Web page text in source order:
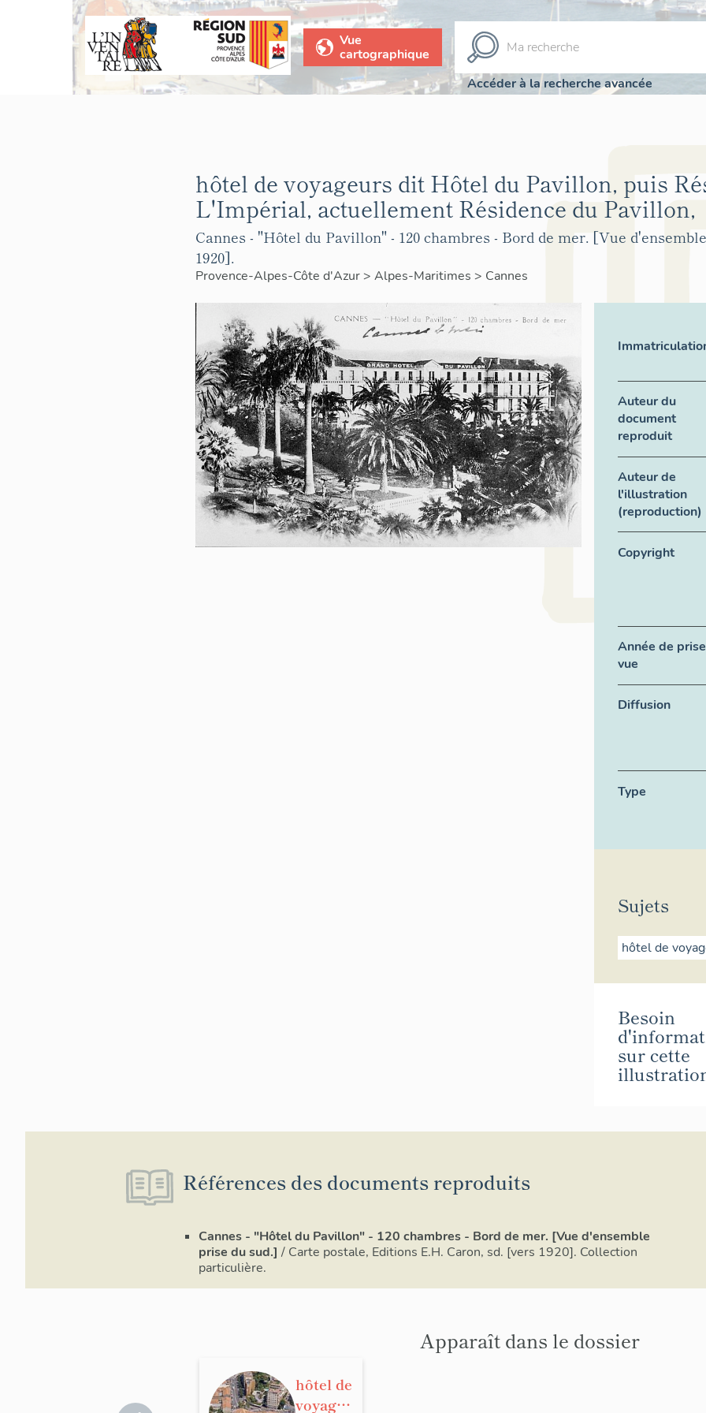
Vue
cartographique
Accéder à la recherche avancée
hôtel de voyageurs dit Hôtel du Pavillon, puis
L'Impérial, actuellement Résidence du Pavillon,
Cannes - "Hôtel du Pavillon" - 120 chambres - Bord de mer. [Vue
1920].
Provence-Alpes-Côte d'Azur> Alpes-Maritimes > Cannes
Auteur du
document
reproduit
Auteur de
l'illustration
(reproduction)
Copyright
Année de
vue
Diffusion
Type
Sujets
hôtel de
Besoin
sur cette
Références des documents reproduits
Cannes - "Hôtel du Pavillon" - 120 chambres - Bord de mer. [Vue d'ensemble
prise du sud.] / Carte postale, Editions E.H. Caron, sd. [vers 1920]. Collection
particulière.
Apparaît dans le dossier
hôtel de
voyage